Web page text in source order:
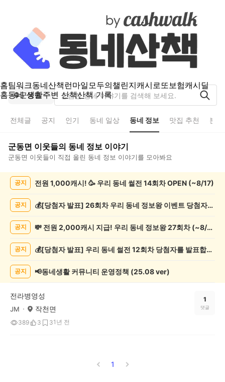
홈팀워크동네산책런마일모두의챌린지캐시로또보험캐시딜
홈동네 생활주변 산책산책 기록
군동면
전체글 공지 인기 동네 일상 동네 정보 맛집 추천 분
군동면 이웃들의 동네 정보 이야기
군동면 이웃들이 직접 올린 동네 정보 이야기를 모아봐요
록
공지 전원 1,000캐시! 🥳 우리 동네 썰전 14회차 OPEN (~8/17)
공지 💰[당첨자 발표] 26회차 우리 동네 정보왕 이벤트 당첨자를 발표합니다!
공지 💸 전원 2,000캐시 지급! 우리 동네 정보왕 27회차 (~8/10)
공지 💰[당첨자 발표] 우리 동네 썰전 12회차 당첨자를 발표합니다!
공지 📢동네생활 커뮤니티 운영정책 (25.08 ver)
전라병영성
JM 작천면
389 3 31년 전
1
댓글
1